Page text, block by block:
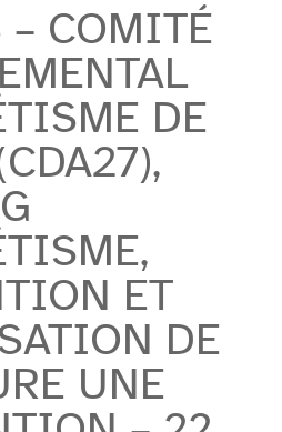
– COMITÉ
DE
ET
DE
UNE